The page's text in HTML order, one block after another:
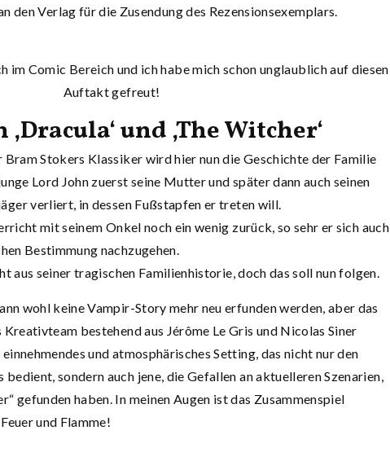
den Verlag für die Zusendung des Rezensionsexemplars.
im Comic Bereich und ich habe mich schon unglaublich auf diesen
Auftakt gefreut!
und ‚The Witcher‘
Bram Stokers Klassiker wird hier nun die Geschichte der Familie
Lord John zuerst seine Mutter und später dann auch seinen
verliert, in dessen Fußstapfen er treten will.
mit seinem Onkel noch ein wenig zurück, so sehr er sich auch
Bestimmung nachzugehen.
aus seiner tragischen Familienhistorie, doch das soll nun folgen.
wohl keine Vampir-Story mehr neu erfunden werden, aber das
Kreativteam bestehend aus Jérôme Le Gris und Nicolas Siner
und atmosphärisches Setting, das nicht nur den
sondern auch jene, die Gefallen an aktuelleren Szenarien,
gefunden haben. In meinen Augen ist das Zusammenspiel
und Flamme!